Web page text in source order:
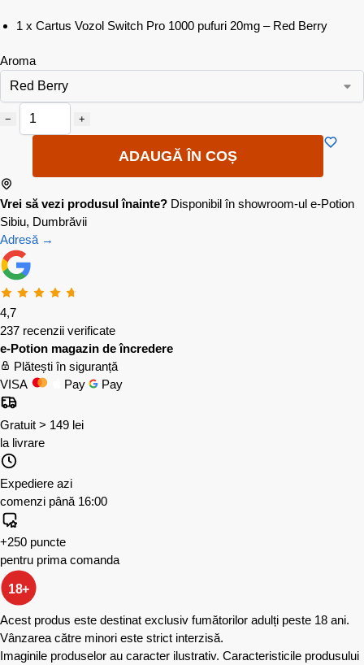
1 x Cartus Vozol Switch Pro 1000 pufuri 20mg – Red Berry
Aroma
− +
ADAUGĂ ÎN COȘ
Vrei să vezi produsul înainte? Disponibil în showroom-ul e-Potion
Sibiu, Dumbrăvii
Adresă →
4,7
237 recenzii verificate
e-Potion magazin de încredere
Plătești în siguranță
VISA
Pay Pay
Gratuit > 149 lei
la livrare
Expediere azi
comenzi până 16:00
+250 puncte
pentru prima comanda
18+
Acest produs este destinat exclusiv fumătorilor adulți peste 18 ani.
Vânzarea către minori este strict interzisă.
Imaginile produselor au caracter ilustrativ. Caracteristicile produsului